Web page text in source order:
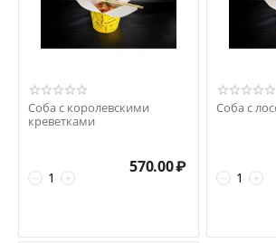
Соба с королевскими
креветками
+
−
570.00₽
Соба с
+
−